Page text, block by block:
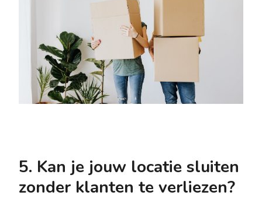
5. Kan je jouw locatie sluiten
zonder klanten te verliezen?